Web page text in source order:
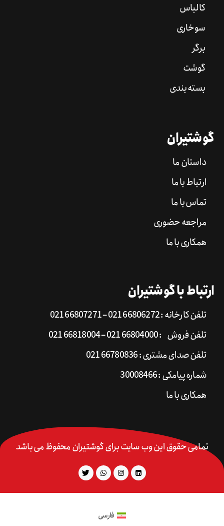
کالباس
سوخاری
برگر
گوشت
بسته بندی
گوشتیران
داستان ما
ارتباط با ما
تماس با ما
مراجعه حضوری
همکاری با ما
ارتباط با گوشتیران
تلفن کارخانه : 66806272 021 – 66807271 021
تلفن فروش : 66804000 021 – 66818004 021
تلفن صدای مشتری : 66780836 021
شماره پیامکی : 30008466
همکاری با ما
تمامی حقوق این وب سایت برای گوشتیران محفوظ می باشد
فارسی